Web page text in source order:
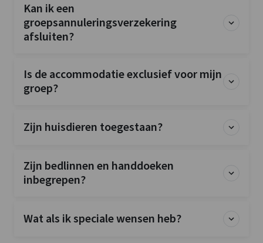
Kan ik een
groepsannuleringsverzekering
afsluiten?
Is de accommodatie exclusief voor mijn
groep?
Zijn huisdieren toegestaan?
Zijn bedlinnen en handdoeken
inbegrepen?
Wat als ik speciale wensen heb?